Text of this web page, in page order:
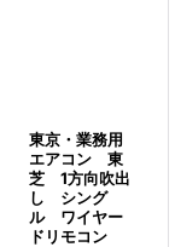
東京・業務用
エアコン 東
芝 1方向吹出
し シング
ル ワイヤー
ドリモコン